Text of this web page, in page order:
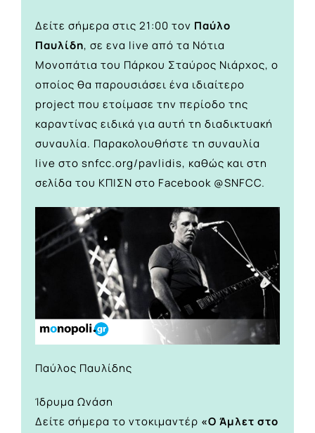
Δείτε σήμερα στις 21:00 τον Παύλο
Παυλίδη, σε ενα live από τα Νότια
Μονοπάτια του Πάρκου Σταύρος Νιάρχος, ο
οποίος θα παρουσιάσει ένα ιδιαίτερο
project που ετοίμασε την περίοδο της
καραντίνας ειδικά για αυτή τη διαδικτυακή
συναυλία. Παρακολουθήστε τη συναυλία
live στο snfcc.org/pavlidis, καθώς και στη
σελίδα του ΚΠΙΣΝ στο Facebook @SNFCC.
Παύλος Παυλίδης
Ίδρυμα Ωνάση
Δείτε σήμερα το ντοκιμαντέρ «Ο Άμλετ στο